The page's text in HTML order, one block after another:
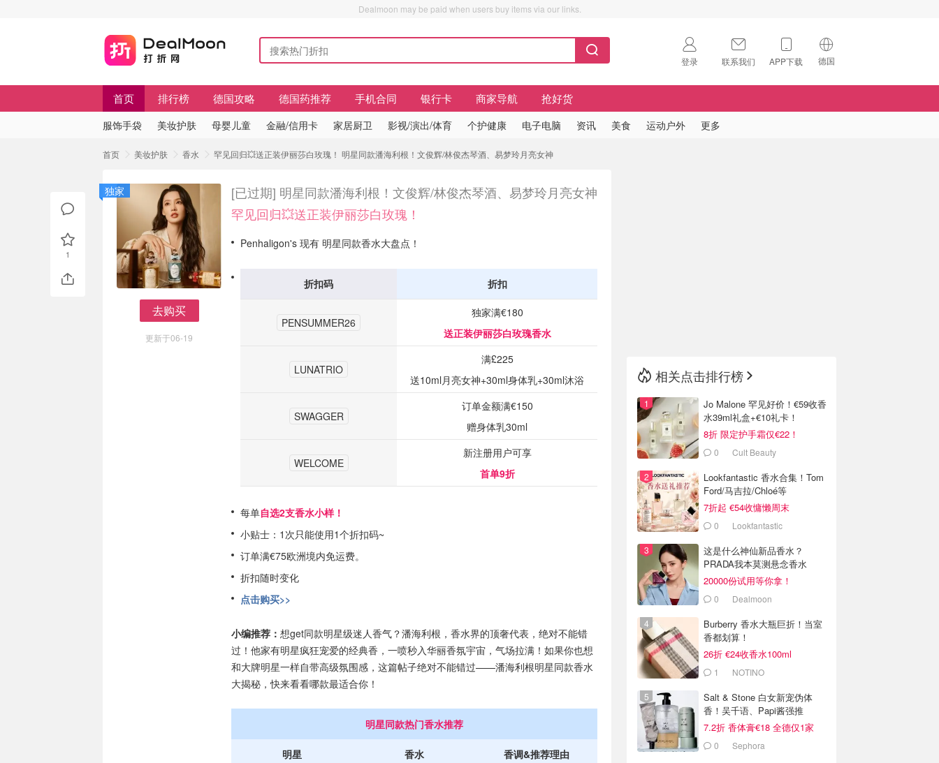
Dealmoon may be paid when users buy items via our links.
登录 联系我们 APP下载 德国
🇺🇸
首页 排行榜 德国攻略 德国药推荐 手机合同 银行卡 商家导航 抢好货
服饰手袋 美妆护肤 母婴儿童 金融/信用卡 家居厨卫 影视/演出/体育 个护健康 电子电脑 资讯 美食 运动户外 更多
首页 美妆护肤 香水 罕见回归💥送正装伊丽莎白玫瑰！ 明星同款潘海利根！文俊辉/林俊杰琴酒、易梦玲月亮女神
去购买
更新于06-19
独家 [已过期] 明星同款潘海利根！文俊辉/林俊杰琴酒、易梦玲月亮女神
罕见回归💥送正装伊丽莎白玫瑰！
Penhaligon's 现有 明星同款香水大盘点！
折扣码 折扣
PENSUMMER26
独家满€180
送正装伊丽莎白玫瑰香水
LUNATRIO
满£225
送10ml月亮女神+30ml身体乳+30ml沐浴
SWAGGER
订单金额满€150
赠身体乳30ml
WELCOME
新注册用户可享
首单9折
每单自选2支香水小样！
小贴士：1次只能使用1个折扣码~
订单满€75欧洲境内免运费。
折扣随时变化
点击购买>>
小编推荐： 想get同款明星级迷人香气？潘海利根，香水界的顶奢代表，绝对不能错
过！他家有明星疯狂宠爱的经典香，一喷秒入华丽香氛宇宙，气场拉满！如果你也想
和大牌明星一样自带高级氛围感，这篇帖子绝对不能错过——潘海利根明星同款香水
大揭秘，快来看看哪款最适合你！
明星同款热门香水推荐
明星 香水 香调&推荐理由
1
相关点击排行榜
Jo Malone 罕见好价！€59收香
水39ml礼盒+€10礼卡！
8折 限定护手霜仅€22！
0 Cult Beauty
Lookfantastic 香水合集！Tom
Ford/马吉拉/Chloé等
7折起 €54收慵懒周末
0 Lookfantastic
这是什么神仙新品香水？
PRADA我本莫测悬念香水
20000份试用等你拿！
0 Dealmoon
Burberry 香水大瓶巨折！当室
香都划算！
26折 €24收香水100ml
1 NOTINO
Salt & Stone 白女新宠伪体
香！吴千语、Papi酱强推
7.2折 香体膏€18 全德仅1家
0 Sephora